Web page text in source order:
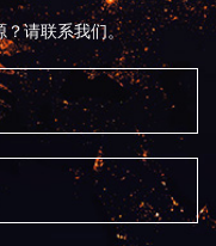
？请联系我们。